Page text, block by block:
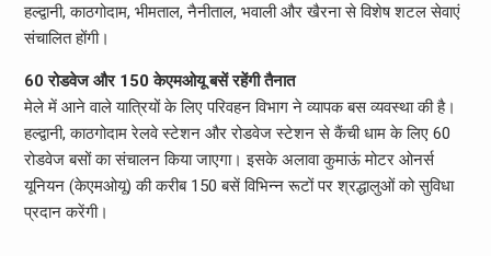
हल्द्वानी, काठगोदाम, भीमताल, नैनीताल, भवाली और खैरना से विशेष शटल सेवाएं
संचालित होंगी।
60 रोडवेज और 150 केएमओयू बसें रहेंगी तैनात
मेले में आने वाले यात्रियों के लिए परिवहन विभाग ने व्यापक बस व्यवस्था की है।
हल्द्वानी, काठगोदाम रेलवे स्टेशन और रोडवेज स्टेशन से कैंची धाम के लिए 60
रोडवेज बसों का संचालन किया जाएगा। इसके अलावा कुमाऊं मोटर ओनर्स
यूनियन (केएमओयू) की करीब 150 बसें विभिन्न रूटों पर श्रद्धालुओं को सुविधा
प्रदान करेंगी।